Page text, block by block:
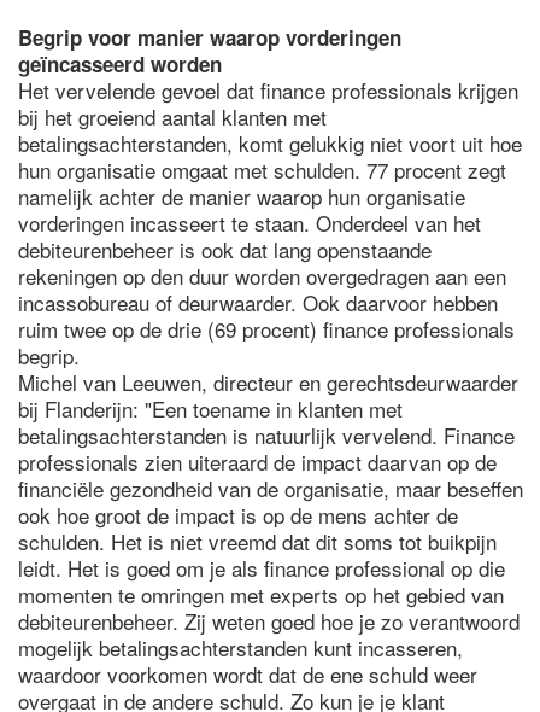
Begrip voor manier waarop vorderingen
geïncasseerd worden
Het vervelende gevoel dat finance professionals krijgen
bij het groeiend aantal klanten met
betalingsachterstanden, komt gelukkig niet voort uit hoe
hun organisatie omgaat met schulden. 77 procent zegt
namelijk achter de manier waarop hun organisatie
vorderingen incasseert te staan. Onderdeel van het
debiteurenbeheer is ook dat lang openstaande
rekeningen op den duur worden overgedragen aan een
incassobureau of deurwaarder. Ook daarvoor hebben
ruim twee op de drie (69 procent) finance professionals
begrip.
Michel van Leeuwen, directeur en gerechtsdeurwaarder
bij Flanderijn: "Een toename in klanten met
betalingsachterstanden is natuurlijk vervelend. Finance
professionals zien uiteraard de impact daarvan op de
financiële gezondheid van de organisatie, maar beseffen
ook hoe groot de impact is op de mens achter de
schulden. Het is niet vreemd dat dit soms tot buikpijn
leidt. Het is goed om je als finance professional op die
momenten te omringen met experts op het gebied van
debiteurenbeheer. Zij weten goed hoe je zo verantwoord
mogelijk betalingsachterstanden kunt incasseren,
waardoor voorkomen wordt dat de ene schuld weer
overgaat in de andere schuld. Zo kun je je klant